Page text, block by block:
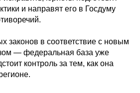
и направят его в Госдуму
законов в соответствие с новым
— федеральная база уже
контроль за тем, как она